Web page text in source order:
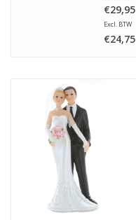
€29,95
Excl. BTW
€24,75